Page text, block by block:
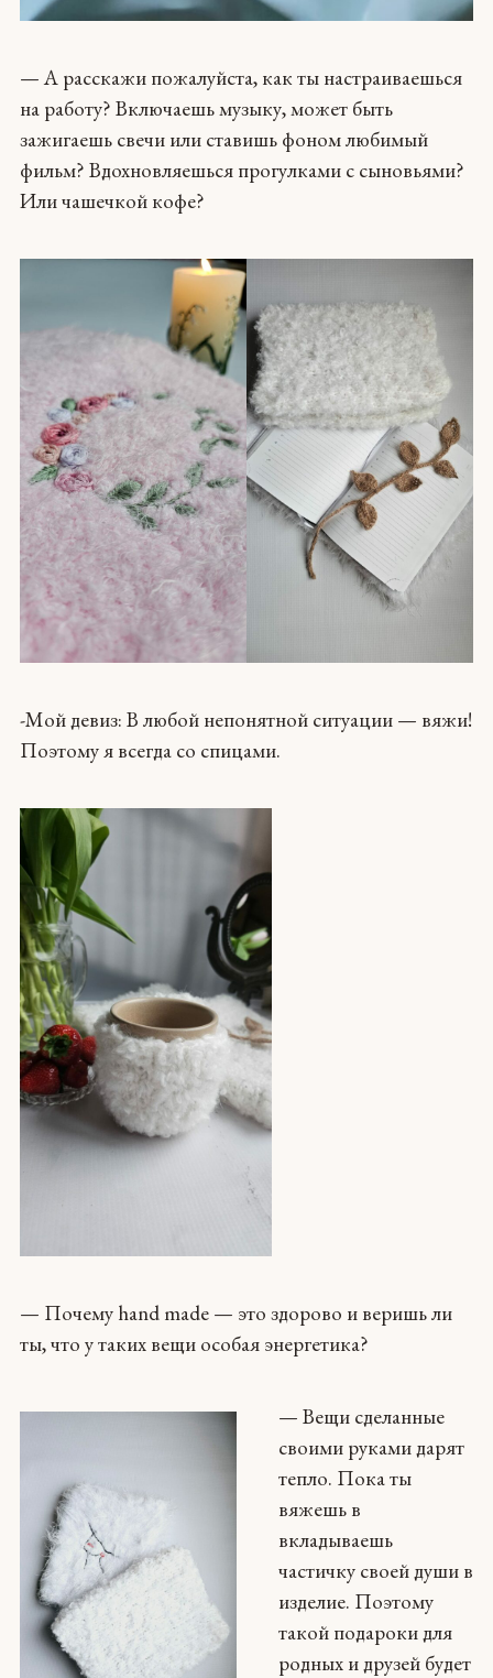
— А расскажи пожалуйста, как ты настраиваешься
на работу? Включаешь музыку, может быть
зажигаешь свечи или ставишь фоном любимый
фильм? Вдохновляешься прогулками с сыновьями?
Или чашечкой кофе?
-Мой девиз: В любой непонятной ситуации — вяжи!
Поэтому я всегда со спицами.
— Почему hand made — это здорово и веришь ли
ты, что у таких вещи особая энергетика?
— Вещи сделанные
своими руками дарят
тепло. Пока ты
вяжешь в
вкладываешь
частичку своей души в
изделие. Поэтому
такой подароки для
родных и друзей будет